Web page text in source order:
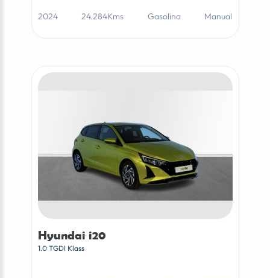
2024 24.284Kms Gasolina Manual
Hyundai i20
1.0 TGDI Klass